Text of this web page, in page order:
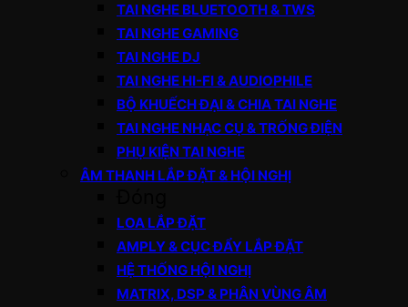
TAI NGHE BLUETOOTH & TWS
TAI NGHE GAMING
TAI NGHE DJ
TAI NGHE HI-FI & AUDIOPHILE
BỘ KHUẾCH ĐẠI & CHIA TAI NGHE
TAI NGHE NHẠC CỤ & TRỐNG ĐIỆN
PHỤ KIỆN TAI NGHE
ÂM THANH LẮP ĐẶT & HỘI NGHỊ
LOA LẮP ĐẶT
AMPLY & CỤC ĐẨY LẮP ĐẶT
HỆ THỐNG HỘI NGHỊ
MATRIX, DSP & PHÂN VÙNG ÂM